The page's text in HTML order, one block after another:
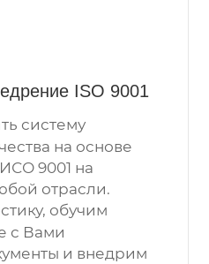
ISO 9001
систему
на основе
9001 на
отрасли.
обучим
с Вами
и внедрим